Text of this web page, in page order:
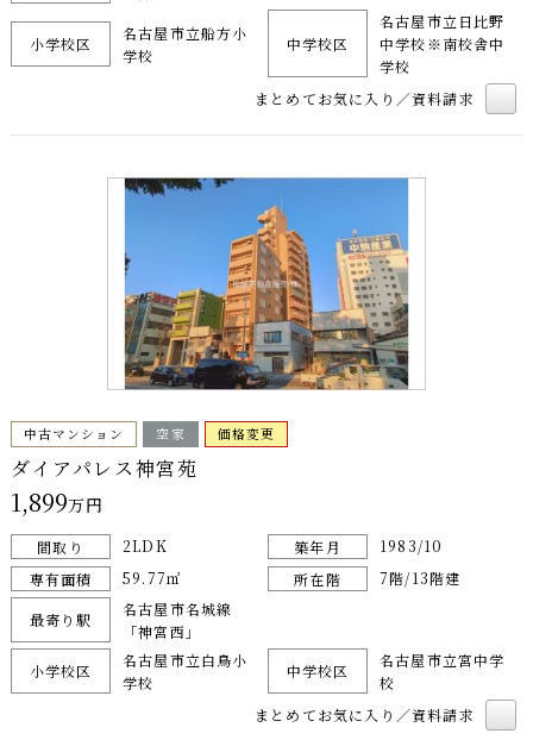
小学校区
名古屋市立船方小
学校
中学校区
名古屋市立日比野
中学校※南校舎中
学校
まとめてお気に入り／資料請求
中古マンション 空家 価格変更
ダイアパレス神宮苑
1,899万円
間取り 2LDK 築年月
1983/10
専有面積
59.77㎡ 所在階 7階/13階建
最寄り駅
名古屋市名城線
「神宮西」
小学校区
名古屋市立白鳥小
学校
中学校区
名古屋市立宮中学
校
まとめてお気に入り／資料請求